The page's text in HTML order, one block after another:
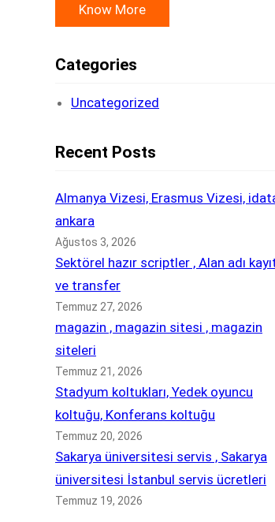
Know More
Categories
Uncategorized
Recent Posts
Almanya Vizesi, Erasmus Vizesi,
ankara
Ağustos 3, 2026
Sektörel hazır scriptler , Alan adı
ve transfer
Temmuz 27, 2026
magazin , magazin sitesi , magazin
siteleri
Temmuz 21, 2026
Stadyum koltukları, Yedek oyuncu
koltuğu, Konferans koltuğu
Temmuz 20, 2026
Sakarya üniversitesi servis , Sakarya
üniversitesi İstanbul servis ücretleri
Temmuz 19, 2026